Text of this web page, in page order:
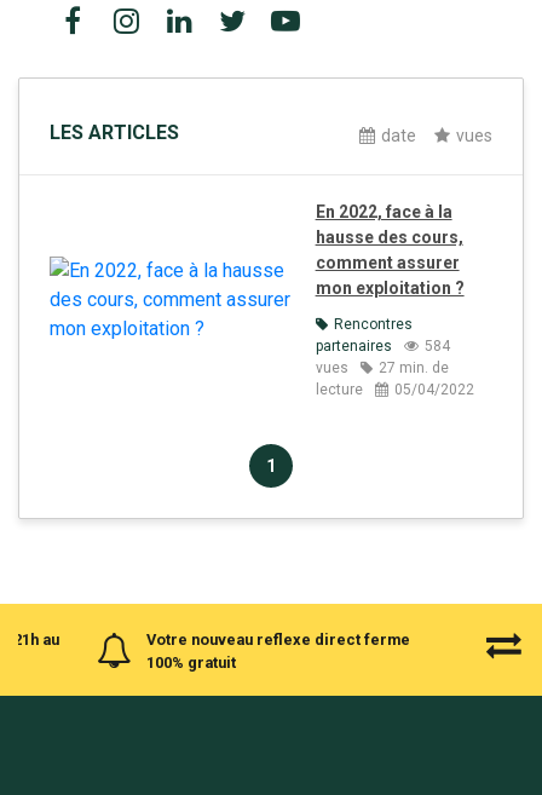
date vues
LES ARTICLES
En 2022, face à la
hausse des cours,
comment assurer
mon exploitation ?
Rencontres
partenaires
584
vues
27 min. de
lecture
05/04/2022
1
21h au
Votre nouveau reflexe direct ferme
100% gratuit